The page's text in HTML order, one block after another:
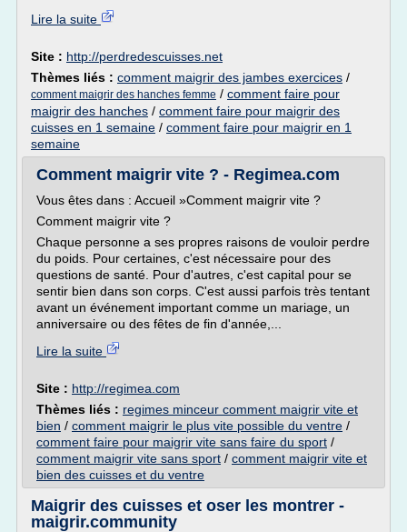
Lire la suite
Site : http://perdredescuisses.net
Thèmes liés : comment maigrir des jambes exercices /
comment maigrir des hanches femme / comment faire pour
maigrir des hanches / comment faire pour maigrir des
cuisses en 1 semaine / comment faire pour maigrir en 1
semaine
Comment maigrir vite ? - Regimea.com
Vous êtes dans : Accueil »Comment maigrir vite ?
Comment maigrir vite ?
Chaque personne a ses propres raisons de vouloir perdre
du poids. Pour certaines, c'est nécessaire pour des
questions de santé. Pour d'autres, c'est capital pour se
sentir bien dans son corps. C'est aussi parfois très tentant
avant un événement important comme un mariage, un
anniversaire ou des fêtes de fin d'année,...
Lire la suite
Site : http://regimea.com
Thèmes liés : regimes minceur comment maigrir vite et
bien / comment maigrir le plus vite possible du ventre /
comment faire pour maigrir vite sans faire du sport /
comment maigrir vite sans sport / comment maigrir vite et
bien des cuisses et du ventre
Maigrir des cuisses et oser les montrer -
maigrir.community